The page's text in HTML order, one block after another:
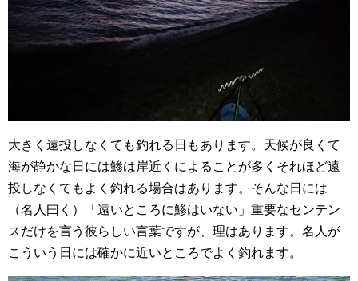
大きく遠投しなくても釣れる日もあります。天候が良くて
海が静かな日には鯵は岸近くによることが多くそれほど遠
投しなくてもよく釣れる場合はあります。そんな日には
（名人曰く）「遠いところに鯵はいない」重要なセンテン
スだけを言う彼らしい言葉ですが、理はあります。名人が
こういう日には確かに近いところでよく釣れます。